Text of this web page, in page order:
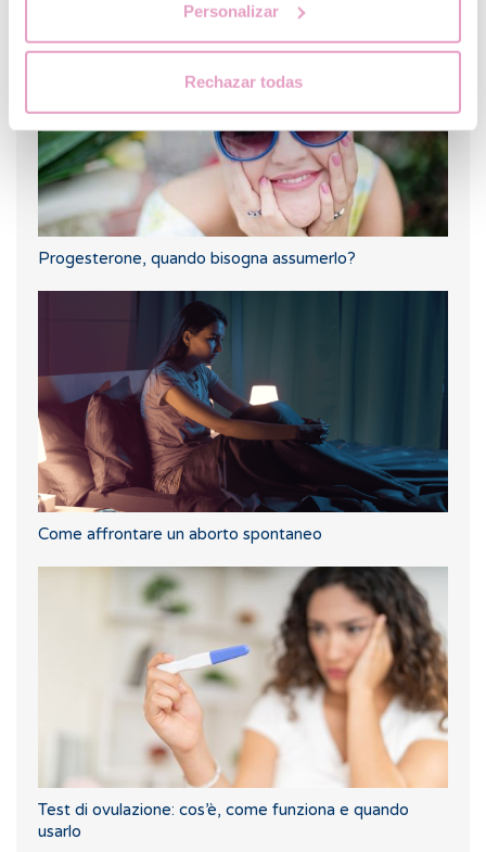
Personalizar
Rechazar todas
Progesterone, quando bisogna assumerlo?
Come affrontare un aborto spontaneo
Test di ovulazione: cos’è, come funziona e quando
usarlo